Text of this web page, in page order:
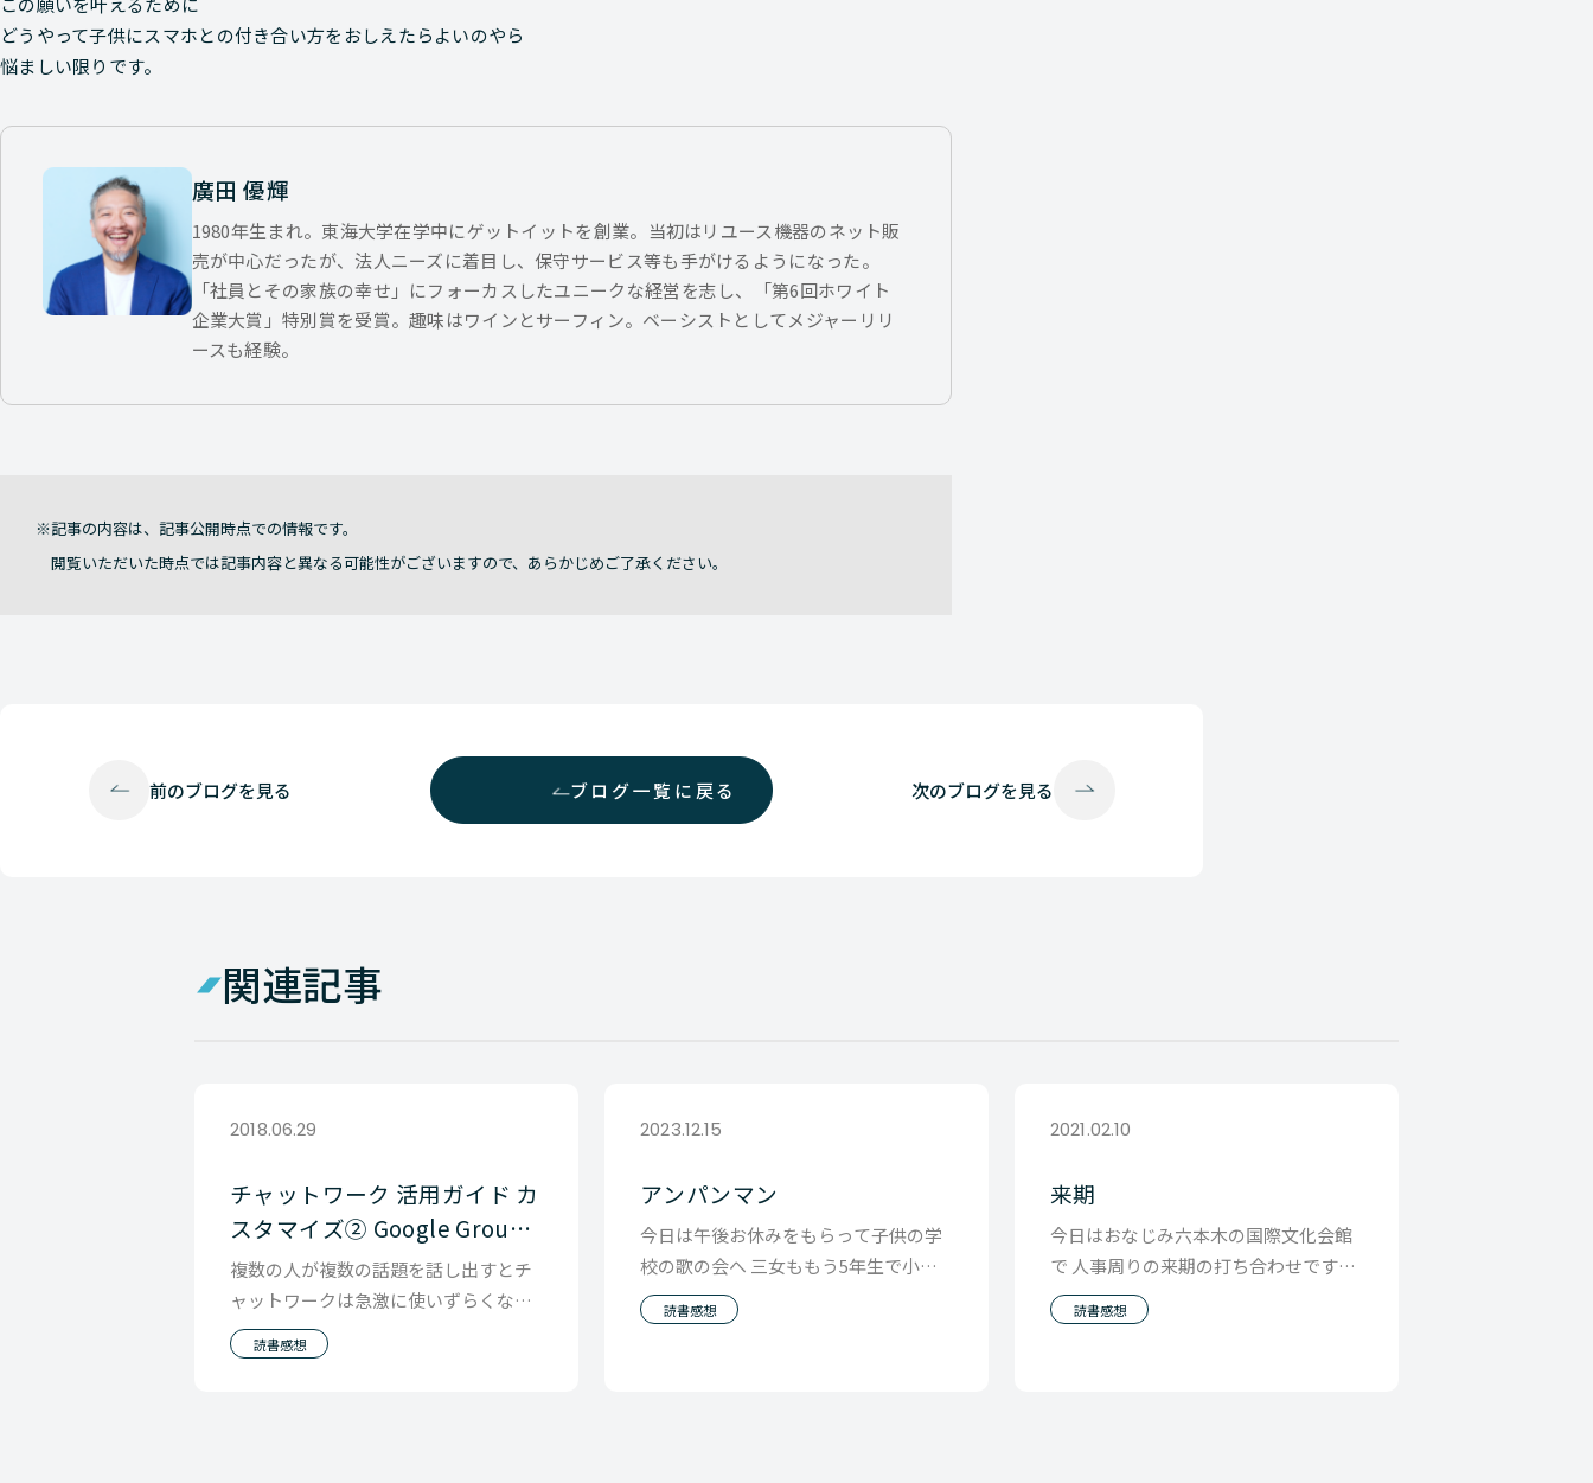
どうやって子供にスマホとの付き合い方をおしえたらよいのやら
悩ましい限りです。
廣田 優輝
1980年生まれ。東海大学在学中にゲットイットを創業。当初はリユース機器のネット販
売が中心だったが、法人ニーズに着目し、保守サービス等も手がけるようになった。
「社員とその家族の幸せ」にフォーカスしたユニークな経営を志し、「第6回ホワイト
企業大賞」特別賞を受賞。趣味はワインとサーフィン。ベーシストとしてメジャーリリ
ースも経験。
記事の内容は、記事公開時点での情報です。
閲覧いただいた時点では記事内容と異なる可能性がございますので、あらかじめご了承ください。
前のブログを見る ブログ一覧に戻る 次のブログを見る
関連記事
2018.06.29
チャットワーク 活用ガイド カ
スタマイズ② Google Group
連携
複数の人が複数の話題を話し出すとチ
ャットワークは急激に使いずらくなり
ます。 RE 機能があるので、どの会話を
話してるのか
読書感想
2023.12.15
アンパンマン
今日は午後お休みをもらって子供の学
校の歌の会へ 三女ももう5年生で小学
校生活はあと2年 歌声に耳をすませる
と、 子供たち
読書感想
2021.02.10
来期
今日はおなじみ六本木の国際文化会館
で 人事周りの来期の打ち合わせです。
当初思い込んでいた来期の僕なりの計
画があったので
読書感想